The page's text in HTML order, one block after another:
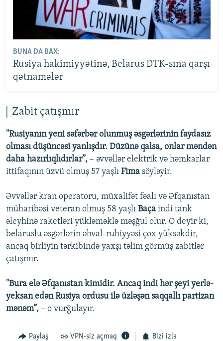
BUNA DA BAX:
Rusiya hakimiyyətinə, Belarus DTK-sına qarşı
qətnamələr
Zabit çatışmır
"Rusiyanın yeni səfərbər olunmuş əsgərlərinin faydasız
olması düşüncəsi yanlışdır. Düzünə qalsa, onlar məndən
daha hazırlıqlıdırlar”, – əvvəllər elektrik və həmkarlar
ittifaqının üzvü olmuş 57 yaşlı Fima söyləyir.
Əvvəllər kran operatoru, müxalifət fəalı və Əfqanıstan
müharibəsi veteran olmuş 58 yaşlı Baça indi tank
əleyhinə raketləri yükləməklə məşğul olur. O deyir ki,
belaruslu əsgərlərin əhval-ruhiyyəsi çox yüksəkdir,
ancaq birliyin tərkibində yaxşı təlim görmüş zabitlər
çatışmır.
"Bura elə Əfqanıstan kimidir. Ancaq indi hər şeyi yerlə-
yeksan edən Rusiya ordusu ilə üzləşən saqqallı partizan
mənəm”, – o vurğulayır.
Paylaş VPN-siz açmaq Bizi izlə